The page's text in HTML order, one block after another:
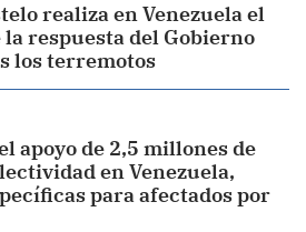
realiza en Venezuela el
respuesta del Gobierno
los terremotos
apoyo de 2,5 millones de
en Venezuela,
para afectados por